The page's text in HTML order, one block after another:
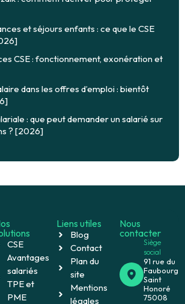
et séjours enfants : ce que le CSE
CSE : fonctionnement, exonération et
dans les offres d’emploi : bientôt
: que peut demander un salarié sur
? [2026]
CSE
Avantages
salariés
TPE et
PME
Liens utiles
Blog
Contact
Plan du
site
Mentions
légales
Nous
contacter
Siège
social
91 rue du
Faubourg
Saint
Honoré
75008